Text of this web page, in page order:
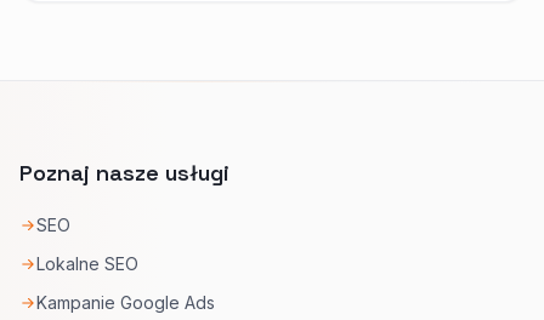
Poznaj nasze usługi
SEO
Lokalne SEO
Kampanie Google Ads